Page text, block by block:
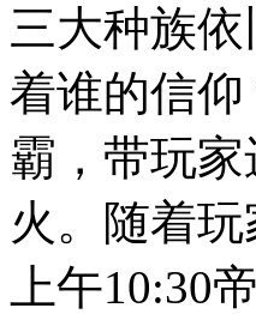
三大种族
着谁的信
霸 ，带玩
火。随着
上午10:30